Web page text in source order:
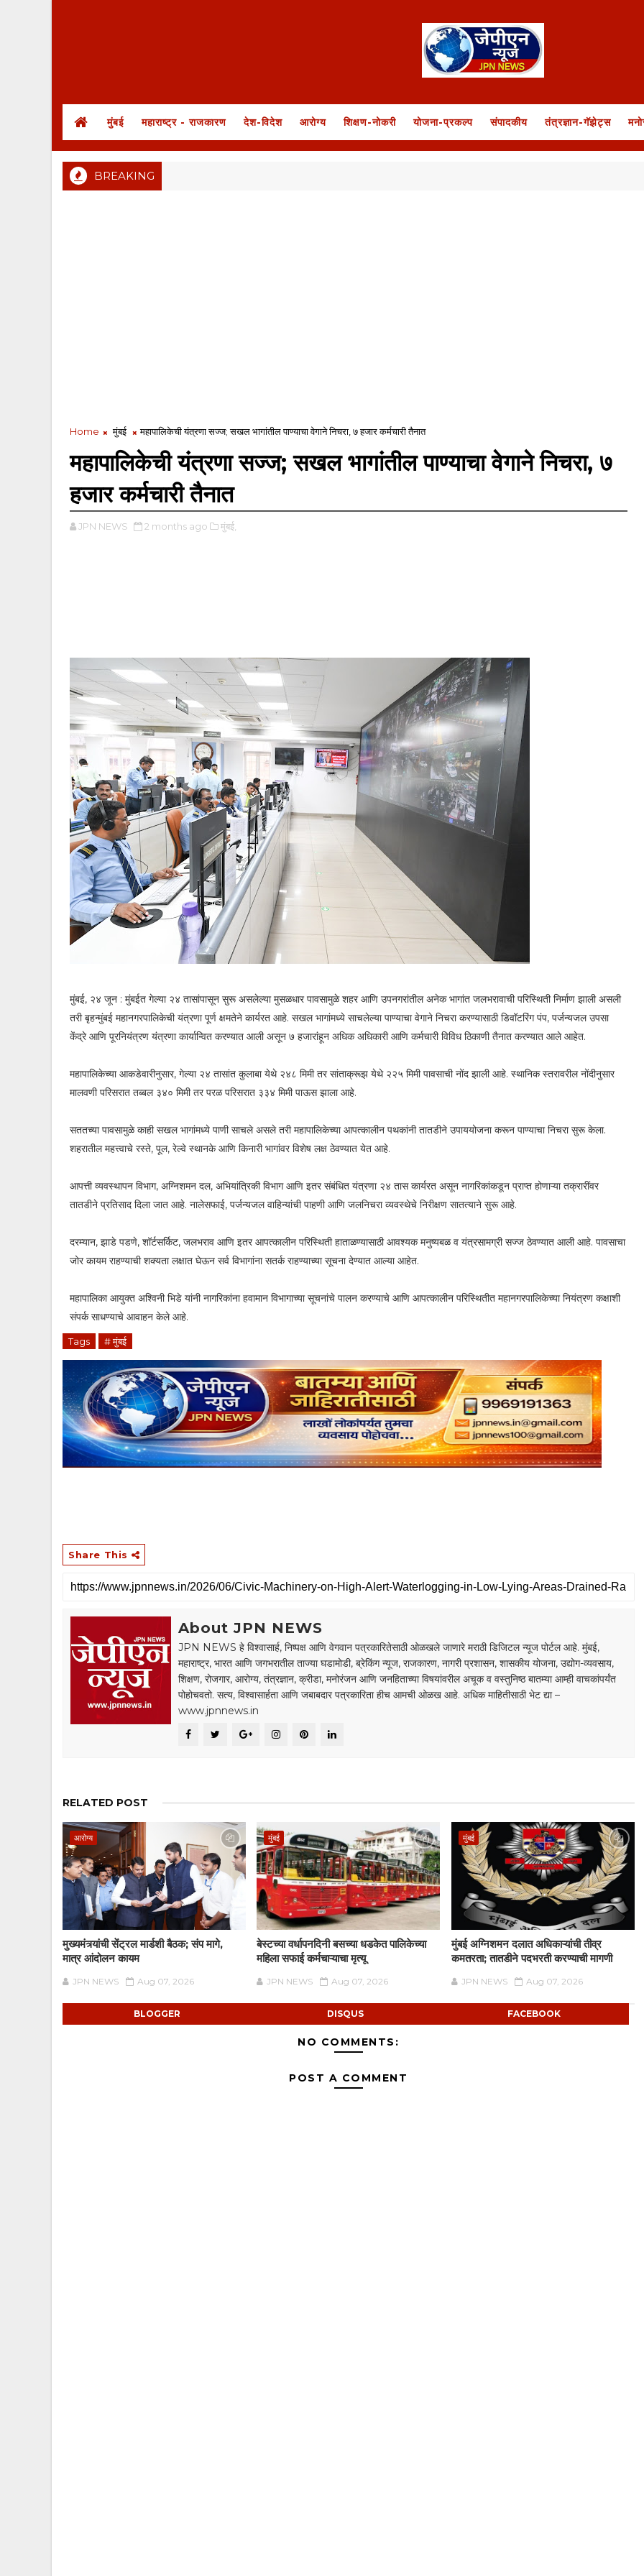
मुंबई महाराष्ट्र - राजकारण देश-विदेश आरोग्य शिक्षण-नोकरी योजना-प्रकल्प संपादकीय तंत्रज्ञान-गॅझेट्स
BREAKING
Home मुंबई महापालिकेची यंत्रणा सज्ज; सखल भागांतील पाण्याचा वेगाने निचरा, ७ हजार कर्मचारी तैनात
महापालिकेची यंत्रणा सज्ज; सखल भागांतील पाण्याचा वेगाने निचरा, ७
हजार कर्मचारी तैनात
JPN NEWS 2 months ago मुंबई,
मुंबई, २४ जून : मुंबईत गेल्या २४ तासांपासून सुरू असलेल्या मुसळधार पावसामुळे शहर आणि उपनगरांतील अनेक भागांत जलभरावाची परिस्थिती निर्माण झाली असली
तरी बृहन्मुंबई महानगरपालिकेची यंत्रणा पूर्ण क्षमतेने कार्यरत आहे. सखल भागांमध्ये साचलेल्या पाण्याचा वेगाने निचरा करण्यासाठी डिवॉटरिंग पंप, पर्जन्यजल उपसा
केंद्रे आणि पूरनियंत्रण यंत्रणा कार्यान्वित करण्यात आली असून ७ हजारांहून अधिक अधिकारी आणि कर्मचारी विविध ठिकाणी तैनात करण्यात आले आहेत.
महापालिकेच्या आकडेवारीनुसार, गेल्या २४ तासांत कुलाबा येथे २४८ मिमी तर सांताक्रूझ येथे २२५ मिमी पावसाची नोंद झाली आहे. स्थानिक स्तरावरील नोंदीनुसार
मालवणी परिसरात तब्बल ३४० मिमी तर परळ परिसरात ३३४ मिमी पाऊस झाला आहे.
सततच्या पावसामुळे काही सखल भागांमध्ये पाणी साचले असले तरी महापालिकेच्या आपत्कालीन पथकांनी तातडीने उपाययोजना करून पाण्याचा निचरा सुरू केला.
शहरातील महत्त्वाचे रस्ते, पूल, रेल्वे स्थानके आणि किनारी भागांवर विशेष लक्ष ठेवण्यात येत आहे.
आपत्ती व्यवस्थापन विभाग, अग्निशमन दल, अभियांत्रिकी विभाग आणि इतर संबंधित यंत्रणा २४ तास कार्यरत असून नागरिकांकडून प्राप्त होणाऱ्या तक्रारींवर
तातडीने प्रतिसाद दिला जात आहे. नालेसफाई, पर्जन्यजल वाहिन्यांची पाहणी आणि जलनिचरा व्यवस्थेचे निरीक्षण सातत्याने सुरू आहे.
दरम्यान, झाडे पडणे, शॉर्टसर्किट, जलभराव आणि इतर आपत्कालीन परिस्थिती हाताळण्यासाठी आवश्यक मनुष्यबळ व यंत्रसामग्री सज्ज ठेवण्यात आली आहे. पावसाचा
जोर कायम राहण्याची शक्यता लक्षात घेऊन सर्व विभागांना सतर्क राहण्याच्या सूचना देण्यात आल्या आहेत.
महापालिका आयुक्त अश्विनी भिडे यांनी नागरिकांना हवामान विभागाच्या सूचनांचे पालन करण्याचे आणि आपत्कालीन परिस्थितीत महानगरपालिकेच्या नियंत्रण कक्षाशी
संपर्क साधण्याचे आवाहन केले आहे.
Tags # मुंबई
Share This
About JPN NEWS
JPN NEWS हे विश्वासार्ह, निष्पक्ष आणि वेगवान पत्रकारितेसाठी ओळखले जाणारे मराठी डिजिटल न्यूज पोर्टल आहे. मुंबई,
महाराष्ट्र, भारत आणि जगभरातील ताज्या घडामोडी, ब्रेकिंग न्यूज, राजकारण, नागरी प्रशासन, शासकीय योजना, उद्योग-व्यवसाय,
शिक्षण, रोजगार, आरोग्य, तंत्रज्ञान, क्रीडा, मनोरंजन आणि जनहिताच्या विषयांवरील अचूक व वस्तुनिष्ठ बातम्या आम्ही वाचकांपर्यंत
पोहोचवतो. सत्य, विश्वासार्हता आणि जबाबदार पत्रकारिता हीच आमची ओळख आहे. अधिक माहितीसाठी भेट द्या –
www.jpnnews.in
RELATED POST
आरोग्य
मुख्यमंत्र्यांची सेंट्रल मार्डशी बैठक; संप मागे,
मात्र आंदोलन कायम
JPN NEWS Aug 07, 2026
मुंबई
बेस्टच्या वर्धापनदिनी बसच्या धडकेत पालिकेच्या
महिला सफाई कर्मचाऱ्याचा मृत्यू
JPN NEWS Aug 07, 2026
मुंबई
मुंबई अग्निशमन दलात अधिकाऱ्यांची तीव्र
कमतरता; तातडीने पदभरती करण्याची मागणी
JPN NEWS Aug 07, 2026
BLOGGER DISQUS FACEBOOK
NO COMMENTS:
POST A COMMENT